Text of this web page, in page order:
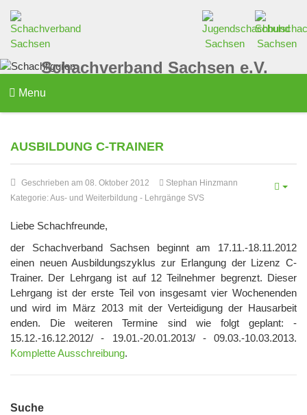
Schachverband Sachsen e.V.
Menu
AUSBILDUNG C-TRAINER
Geschrieben am 08. Oktober 2012
Stephan Hinzmann
Kategorie:Aus- und Weiterbildung - Lehrgänge SVS
Liebe Schachfreunde,
der Schachverband Sachsen beginnt am 17.11.-18.11.2012
einen neuen Ausbildungszyklus zur Erlangung der Lizenz C-
Trainer. Der Lehrgang ist auf 12 Teilnehmer begrenzt. Dieser
Lehrgang ist der erste Teil von insgesamt vier Wochenenden
und wird im März 2013 mit der Verteidigung der Hausarbeit
enden. Die weiteren Termine sind wie folgt geplant: -
15.12.-16.12.2012/ - 19.01.-20.01.2013/ - 09.03.-10.03.2013.
Komplette Ausschreibung.
Suche